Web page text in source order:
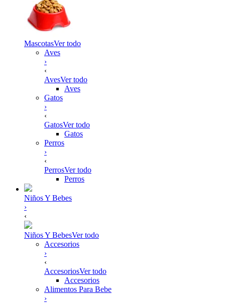
MascotasVer todo
Aves
›
‹
AvesVer todo
Aves
Gatos
›
‹
GatosVer todo
Gatos
Perros
›
‹
PerrosVer todo
Perros
Niños Y Bebes
›
‹
Niños Y BebesVer todo
Accesorios
›
‹
AccesoriosVer todo
Accesorios
Alimentos Para Bebe
›